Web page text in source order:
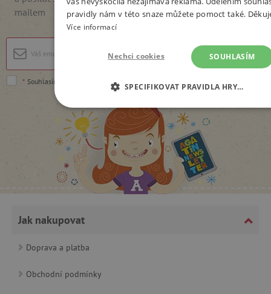
mailem
Přihlásit se
* Souhlasím se zpracováním osobních údajů
Jak nakupovat
Doprava a platba
Obchodní podmínky
pravidly nám v této snaze můžete pomoct také.
Více informací
SOUHLASÍM
Nechci cookies
SPECIFIKOVAT PRAVIDLA HRY…
NEZBYTNĚ NUTNÉ COOKIES
ANALYTICKÉ COOKIES
MARKETINGOVÉ COOKIES